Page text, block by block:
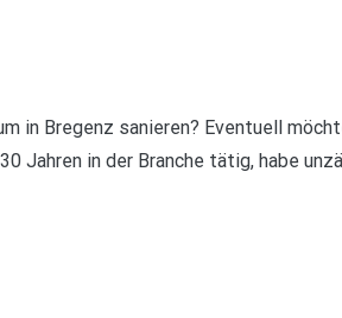
in Bregenz sanieren? Eventuell
Jahren in der Branche tätig, habe